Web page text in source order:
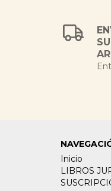
Inicio
LIBROS